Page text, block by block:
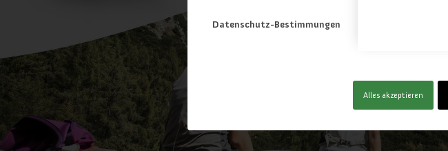
Datenschutz-Bestimmungen
Alles akzeptieren